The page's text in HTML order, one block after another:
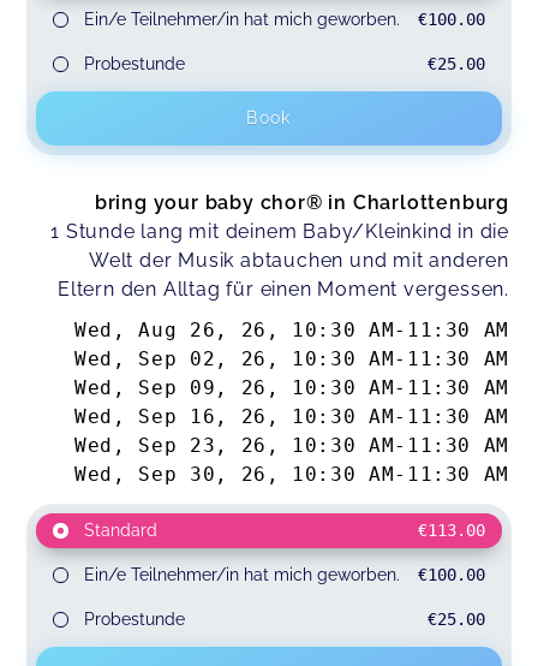
Ein/e Teilnehmer/in hat mich geworben. €100.00
Probestunde €25.00
Book
bring your baby chor® in Charlottenburg
1 Stunde lang mit deinem Baby/Kleinkind in die
Welt der Musik abtauchen und mit anderen
Eltern den Alltag für einen Moment vergessen.
Wed, Aug 26, 26 , 10:30 AM- 11:30 AM
Wed, Sep 02, 26 , 10:30 AM- 11:30 AM
Wed, Sep 09, 26 , 10:30 AM- 11:30 AM
Wed, Sep 16, 26 , 10:30 AM- 11:30 AM
Wed, Sep 23, 26 , 10:30 AM- 11:30 AM
Wed, Sep 30, 26 , 10:30 AM- 11:30 AM
Standard €113.00
Ein/e Teilnehmer/in hat mich geworben. €100.00
Probestunde €25.00